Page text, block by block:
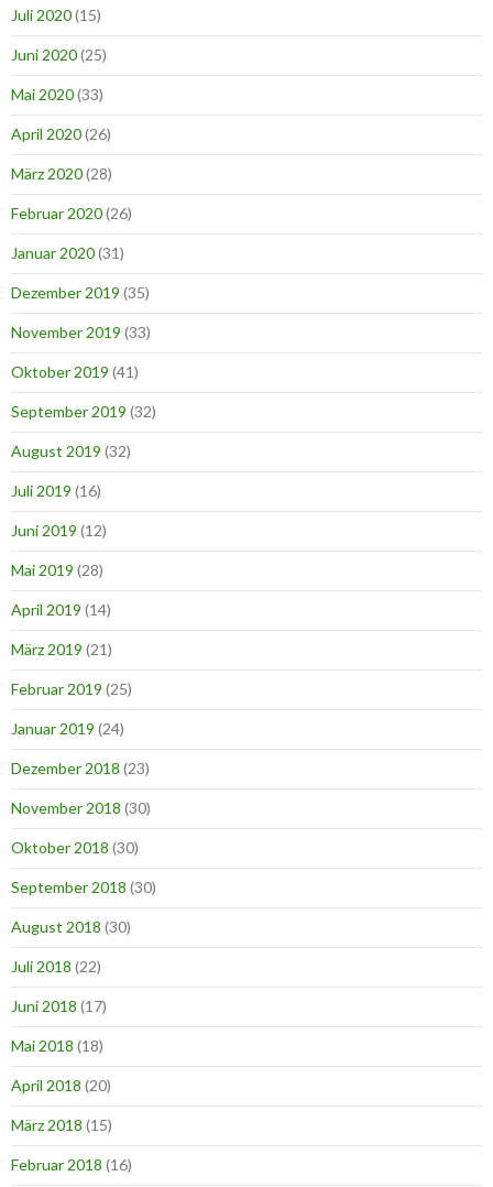
Juli 2020(15)
Juni 2020(25)
Mai 2020(33)
April 2020(26)
März 2020(28)
Februar 2020(26)
Januar 2020(31)
Dezember 2019 (35)
November 2019 (33)
Oktober 2019 (41)
September 2019 (32)
August 2019 (32)
Juli 2019 (16)
Juni 2019 (12)
Mai 2019 (28)
April 2019 (14)
März 2019 (21)
Februar 2019 (25)
Januar 2019 (24)
Dezember 2018 (23)
November 2018 (30)
Oktober 2018 (30)
September 2018 (30)
August 2018 (30)
Juli 2018 (22)
Juni 2018 (17)
Mai 2018 (18)
April 2018 (20)
März 2018 (15)
Februar 2018 (16)